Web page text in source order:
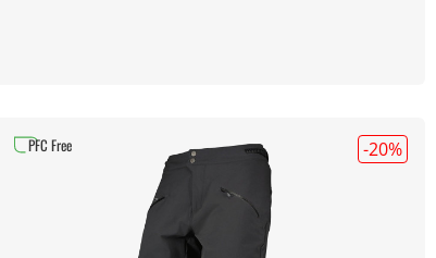
-20%
PFC Free